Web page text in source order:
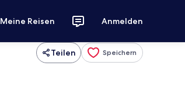
Meine Reisen Anmelden
Teilen Speichern